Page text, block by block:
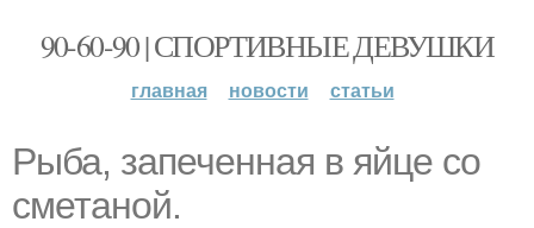
90-60-90 | СПОРТИВНЫЕ ДЕВУШКИ
главная новости статьи
Рыба, запеченная в яйце со
сметаной.